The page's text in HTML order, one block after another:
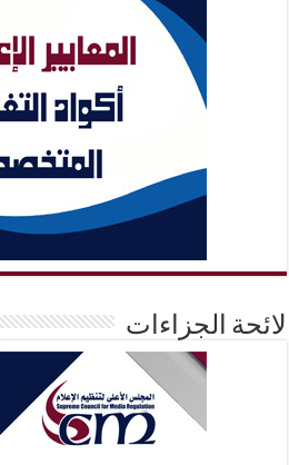
لائحة الجزاءات